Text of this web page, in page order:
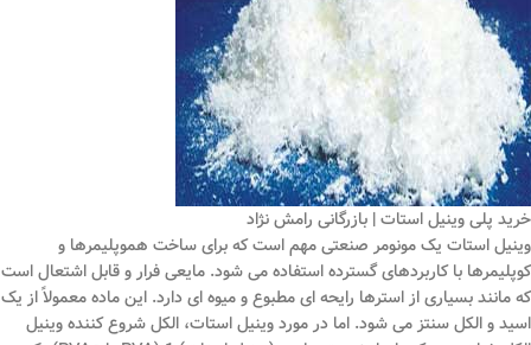
خرید پلی وینیل استات | بازرگانی رامش نژاد
وینیل استات یک مونومر صنعتی مهم است که برای ساخت هموپلیمرها و
کوپلیمرها با کاربردهای گسترده استفاده می شود. مایعی فرار و قابل اشتعال است
که مانند بسیاری از استرها رایحه ای مطبوع و میوه ای دارد. این ماده معمولاً از یک
اسید و الکل سنتز می شود. اما در مورد وینیل استات، الکل شروع کننده وینیل